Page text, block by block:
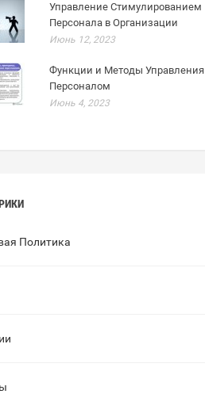
Управление Стимулированием
Персонала в Организации
Июнь 12, 2023
Функции и Методы Управления
Персоналом
Июнь 4, 2023
Политика